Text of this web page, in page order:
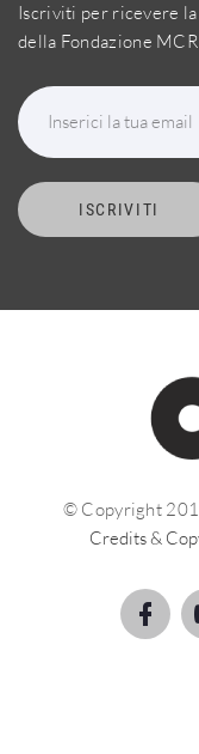
Iscriviti per ricevere
della Fondazione MCR
Inserici la tua email
ISCRIVITI
© Copyright
Credits &